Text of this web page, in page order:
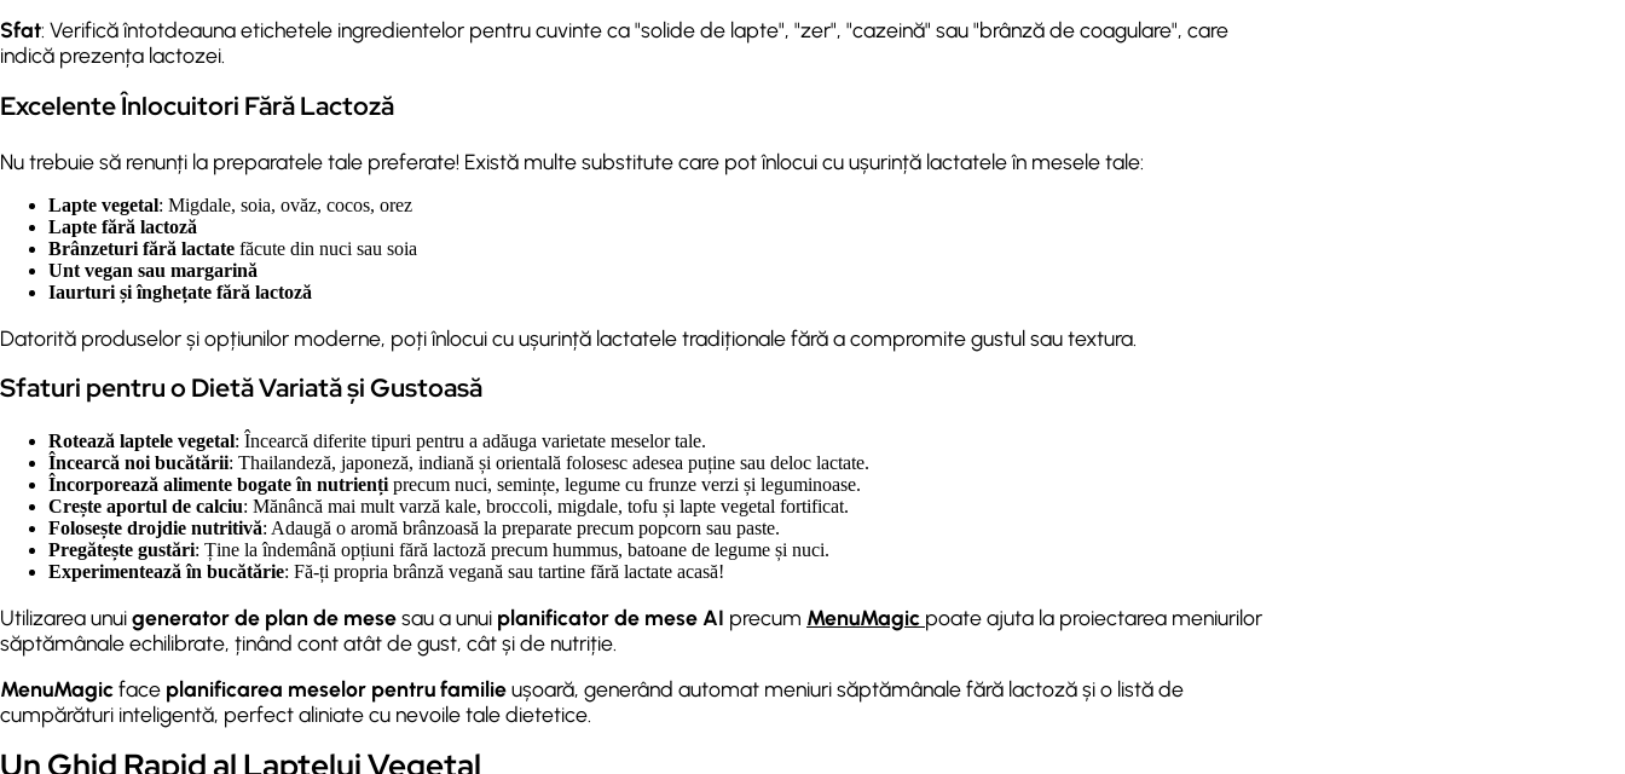
Sfat: Verifică întotdeauna etichetele ingredientelor pentru cuvinte ca "solide de lapte", "zer", "cazeină" sau "brânză de coagulare", care
indică prezența lactozei.
Excelente Înlocuitori Fără Lactoză
Nu trebuie să renunți la preparatele tale preferate! Există multe substitute care pot înlocui cu ușurință lactatele în mesele tale:
Lapte vegetal: Migdale, soia, ovăz, cocos, orez
Lapte fără lactoză
Brânzeturi fără lactate făcute din nuci sau soia
Unt vegan sau margarină
Iaurturi și înghețate fără lactoză
Datorită produselor și opțiunilor moderne, poți înlocui cu ușurință lactatele tradiționale fără a compromite gustul sau textura.
Sfaturi pentru o Dietă Variată și Gustoasă
Rotează laptele vegetal: Încearcă diferite tipuri pentru a adăuga varietate meselor tale.
Încearcă noi bucătării: Thailandeză, japoneză, indiană și orientală folosesc adesea puține sau deloc lactate.
Încorporează alimente bogate în nutrienți precum nuci, semințe, legume cu frunze verzi și leguminoase.
Crește aportul de calciu: Mănâncă mai mult varză kale, broccoli, migdale, tofu și lapte vegetal fortificat.
Folosește drojdie nutritivă: Adaugă o aromă brânzoasă la preparate precum popcorn sau paste.
Pregătește gustări: Ține la îndemână opțiuni fără lactoză precum hummus, batoane de legume și nuci.
Experimentează în bucătărie: Fă-ți propria brânză vegană sau tartine fără lactate acasă!
Utilizarea unuigenerator de plan de mesesau a unui planificator de mese AI precum MenuMagic poate ajuta la proiectarea meniurilor
săptămânale echilibrate, ținând cont atât de gust, cât și de nutriție.
MenuMagicface planificarea meselor pentru familieușoară, generând automat meniuri săptămânale fără lactoză și o listă de
cumpărături inteligentă, perfect aliniate cu nevoile tale dietetice.
Un Ghid Rapid al Laptelui Vegetal